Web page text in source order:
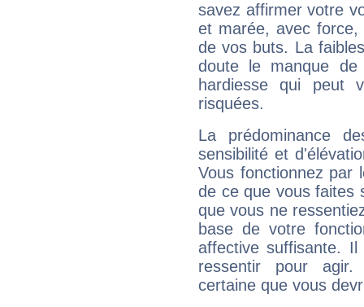
savez affirmer votre
et marée, avec
de vos buts. La
doute le manque
hardiesse qui peut
risquées.
La prédominance
sensibilité et
Vous fonctionnez
de ce que vous faites
que vous ne
base de votre
affective suffisante.
ressentir pour agir.
certaine que vous